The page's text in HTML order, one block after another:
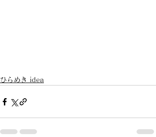
ひらめき idea